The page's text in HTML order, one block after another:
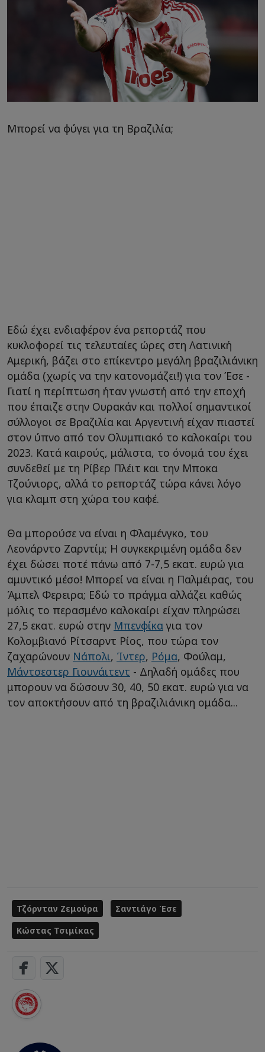
Μπορεί να φύγει για τη Βραζιλία;
Εδώ έχει ενδιαφέρον ένα ρεπορτάζ που
κυκλοφορεί τις τελευταίες ώρες στη Λατινική
Αμερική, βάζει στο επίκεντρο μεγάλη βραζιλιάνικη
ομάδα (χωρίς να την κατονομάζει!) για τον Έσε -
Γιατί η περίπτωση ήταν γνωστή από την εποχή
που έπαιζε στην Ουρακάν και πολλοί σημαντικοί
σύλλογοι σε Βραζιλία και Αργεντινή είχαν πιαστεί
στον ύπνο από τον Ολυμπιακό το καλοκαίρι του
2023. Κατά καιρούς, μάλιστα, το όνομά του έχει
συνδεθεί με τη Ρίβερ Πλέιτ και την Μποκα
Τζούνιορς, αλλά το ρεπορτάζ τώρα κάνει λόγο
για κλαμπ στη χώρα του καφέ.
Θα μπορούσε να είναι η Φλαμένγκο, του
Λεονάρντο Ζαρντίμ; Η συγκεκριμένη ομάδα δεν
έχει δώσει ποτέ πάνω από 7-7,5 εκατ. ευρώ για
αμυντικό μέσο! Μπορεί να είναι η Παλμέιρας, του
Άμπελ Φερειρα; Εδώ το πράγμα αλλάζει καθώς
μόλις το περασμένο καλοκαίρι είχαν πληρώσει
27,5 εκατ. ευρώ στην Μπενφίκα για τον
Κολομβιανό Ρίτσαρντ Ρίος, που τώρα τον
ζαχαρώνουν Νάπολι, Ίντερ, Ρόμα, Φούλαμ,
Μάντσεστερ Γιουνάιτεντ - Δηλαδή ομάδες που
μπορουν να δώσουν 30, 40, 50 εκατ. ευρώ για να
τον αποκτήσουν από τη βραζιλιάνικη ομάδα...
Τζόρνταν Ζεμούρα
Σαντιάγο Έσε
Κώστας Τσιμίκας